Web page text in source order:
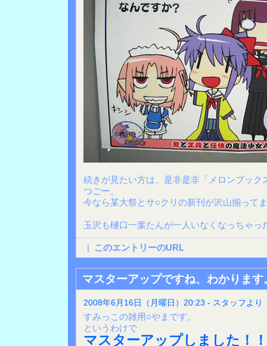
続きが見たい方は、是非是非「メロンブック
つごー。
今なら某大祭とサ○クリの新刊が沢山揃って
玉沢も樋口一葉たんが一人いなくなっちゃっ
| このエントリーのURL
マスターアップですね、わかります
2008年6月16日（月曜日）20:23 - スタッフより
すみっこの雑用○やまです。
というわけで
マスターアップしました！